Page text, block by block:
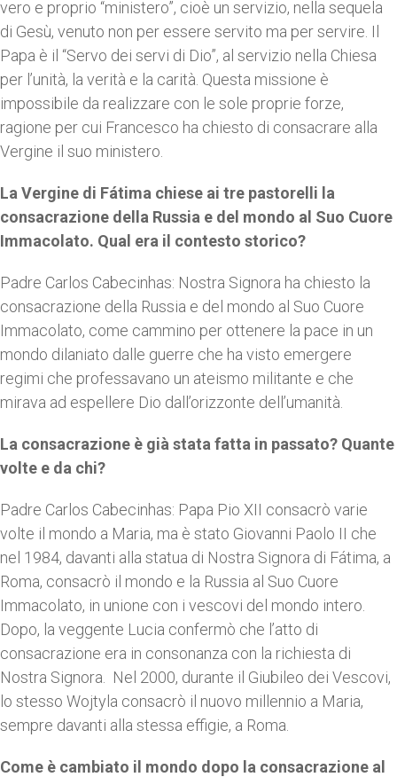
vero e proprio “ministero”, cioè un servizio, nella sequela
di Gesù, venuto non per essere servito ma per servire. Il
Papa è il “Servo dei servi di Dio”, al servizio nella Chiesa
per l’unità, la verità e la carità. Questa missione è
impossibile da realizzare con le sole proprie forze,
ragione per cui Francesco ha chiesto di consacrare alla
Vergine il suo ministero.
La Vergine di Fátima chiese ai tre pastorelli la
consacrazione della Russia e del mondo al Suo Cuore
Immacolato. Qual era il contesto storico?
Padre Carlos Cabecinhas: Nostra Signora ha chiesto la
consacrazione della Russia e del mondo al Suo Cuore
Immacolato, come cammino per ottenere la pace in un
mondo dilaniato dalle guerre che ha visto emergere
regimi che professavano un ateismo militante e che
mirava ad espellere Dio dall’orizzonte dell’umanità.
La consacrazione è già stata fatta in passato? Quante
volte e da chi?
Padre Carlos Cabecinhas: Papa Pio XII consacrò varie
volte il mondo a Maria, ma è stato Giovanni Paolo II che
nel 1984, davanti alla statua di Nostra Signora di Fátima, a
Roma, consacrò il mondo e la Russia al Suo Cuore
Immacolato, in unione con i vescovi del mondo intero.
Dopo, la veggente Lucia confermò che l’atto di
consacrazione era in consonanza con la richiesta di
Nostra Signora. Nel 2000, durante il Giubileo dei Vescovi,
lo stesso Wojtyla consacrò il nuovo millennio a Maria,
sempre davanti alla stessa effigie, a Roma.
Come è cambiato il mondo dopo la consacrazione al